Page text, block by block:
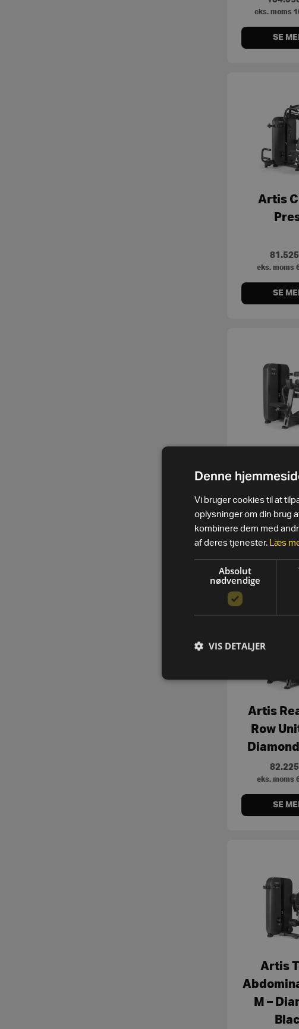
eks. moms
SE
Artis
81.525
eks. moms
SE
eks. moms
Artis
Row
82.225
eks. moms
SE
Artis
M –
Denne
Vi bruger cookies til at
oplysninger om din brug
kombinere dem med
af deres tjenester.
Læs
Absolut
nødvendige
VIS DETALJER